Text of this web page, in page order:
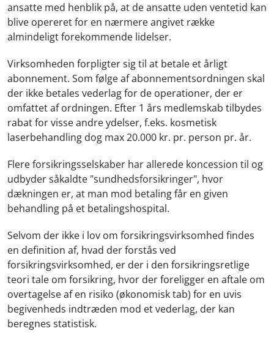
ansatte med henblik på, at de ansatte uden ventetid kan
blive opereret for en nærmere angivet række
almindeligt forekommende lidelser.
Virksomheden forpligter sig til at betale et årligt
abonnement. Som følge af abonnementsordningen skal
der ikke betales vederlag for de operationer, der er
omfattet af ordningen. Efter 1 års medlemskab tilbydes
rabat for visse andre ydelser, f.eks. kosmetisk
laserbehandling dog max 20.000 kr. pr. person pr. år.
Flere forsikringsselskaber har allerede koncession til og
udbyder såkaldte "sundhedsforsikringer", hvor
dækningen er, at man mod betaling får en given
behandling på et betalingshospital.
Selvom der ikke i lov om forsikringsvirksomhed findes
en definition af, hvad der forstås ved
forsikringsvirksomhed, er der i den forsikringsretlige
teori tale om forsikring, hvor der foreligger en aftale om
overtagelse af en risiko (økonomisk tab) for en uvis
begivenheds indtræden mod et vederlag, der kan
beregnes statistisk.